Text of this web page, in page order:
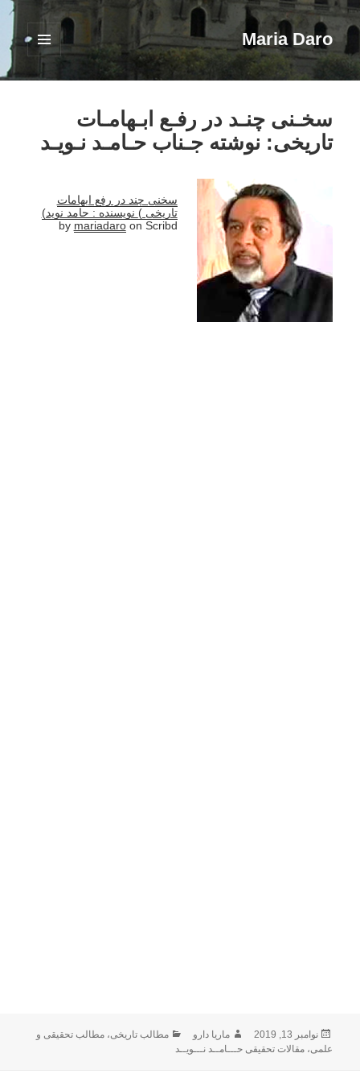
Maria Daro
فهرست
ابزارک‌ها
سخـنی چنـد در رفـع ابـهامـات
تاریخی: نوشته جـناب حـامـد نـویـد
‎⁨سخنی چند در رفع ابهامات
تاریخی )⁩ نویسنده : حامد نوید)
by mariadaroon Scribd
ارسال
شده
نوامبر 13, 2019 نویسنده
ماریا دارو دسته‌ها
مطالب تاریخی،مطالب تحقیقی و
علمی،مقالات تحقیقی حـــامــد نـــویــد